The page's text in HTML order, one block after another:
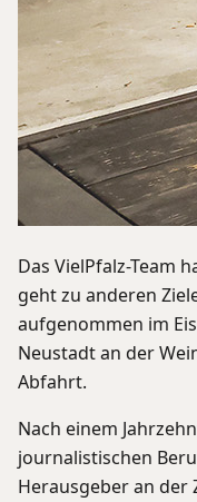
Das VielPfalz-Team
geht zu anderen
aufgenommen im
Neustadt an der
Abfahrt.
Nach einem
journalistischen
Herausgeber an der